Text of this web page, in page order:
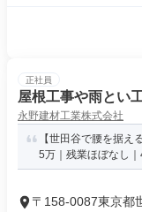
正社員
屋根工事や雨とい
永野建材工業株式会社
【世田谷で腰を据
5万｜残業ほぼなし
〒158-0087東京都